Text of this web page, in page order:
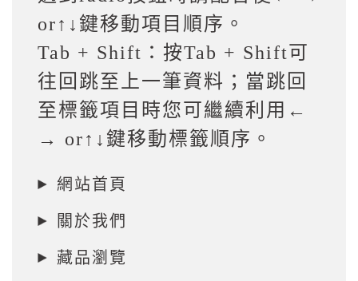
or↑↓鍵移動項目順序。
Tab + Shift：按Tab + Shift可
往回跳至上一筆資料；當跳回
至標籤項目時您可繼續利用←
→ or↑↓鍵移動標籤順序。
網站首頁
關於我們
藏品瀏覽